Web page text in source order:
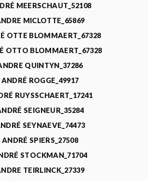
MEERSCHAUT_52108
MICLOTTE_65869
OTTE BLOMMAERT_67328
OTTO BLOMMAERT_67328
QUINTYN_37286
ANDRÉ ROGGE_49917
RUYSSCHAERT_17241
SEIGNEUR_35284
SEYNAEVE_74473
ANDRÉ SPIERS_27508
STOCKMAN_71704
TEIRLINCK_27339